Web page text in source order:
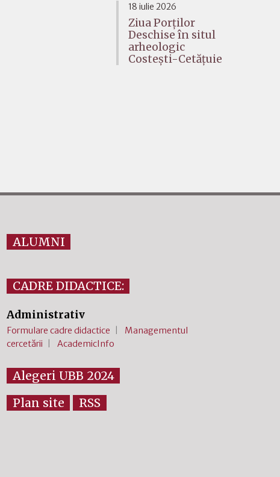
18 iulie 2026
Ziua Porților
Deschise în situl
arheologic
Costești-Cetățuie
ALUMNI
CADRE DIDACTICE:
Administrativ
Formulare cadre didactice
Managementul
cercetării
AcademicInfo
Alegeri UBB 2024
Plan site
RSS